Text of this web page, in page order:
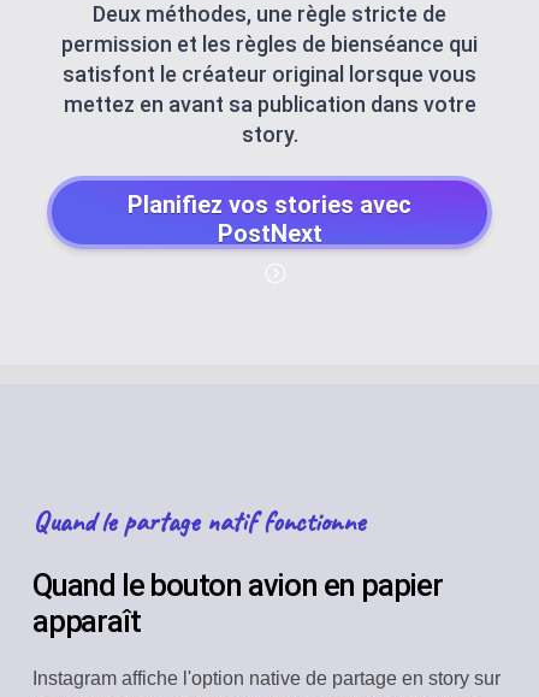
Deux méthodes, une règle stricte de
permission et les règles de bienséance qui
satisfont le créateur original lorsque vous
mettez en avant sa publication dans votre
story.
Planifiez vos stories avec
PostNext
Quand le partage natif fonctionne
Quand le bouton avion en papier
apparaît
Instagram affiche l'option native de partage en story sur